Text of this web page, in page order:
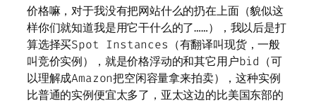
价格嘛，对于我没有把网站什么的扔在上面（貌似这
样你们就知道我是用它干什么的了……），我以后是打
算选择买Spot Instances（有翻译叫现货，一般
叫竞价实例），就是价格浮动的和其它用户bid（可
以理解成Amazon把空闲容量拿来拍卖），这种实例
比普通的实例便宜太多了，亚太这边的比美国东部的